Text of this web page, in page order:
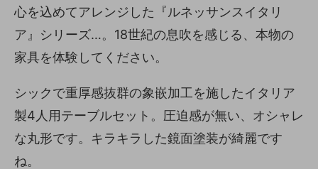
心を込めてアレンジした『ルネッサンスイタリ
ア』シリーズ…。18世紀の息吹を感じる、本物の
家具を体験してください。
シックで重厚感抜群の象嵌加工を施したイタリア
製4人用テーブルセット。圧迫感が無い、オシャレ
な丸形です。キラキラした鏡面塗装が綺麗です
ね。